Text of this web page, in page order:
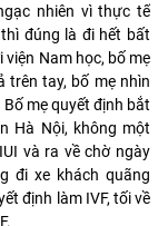
nhiên vì thực tế
đúng là đi hết bất
viện Nam học, bố mẹ
trên tay, bố mẹ nhìn
mẹ quyết định bắt
Hà Nội, không một
và ra về chờ ngày
đi xe khách quãng
định làm IVF, tối về